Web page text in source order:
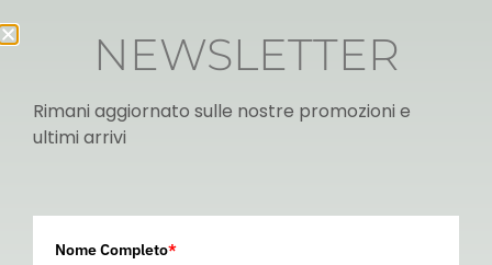
NEWSLETTER
Rimani aggiornato sulle nostre promozioni e
ultimi arrivi
Nome Completo*